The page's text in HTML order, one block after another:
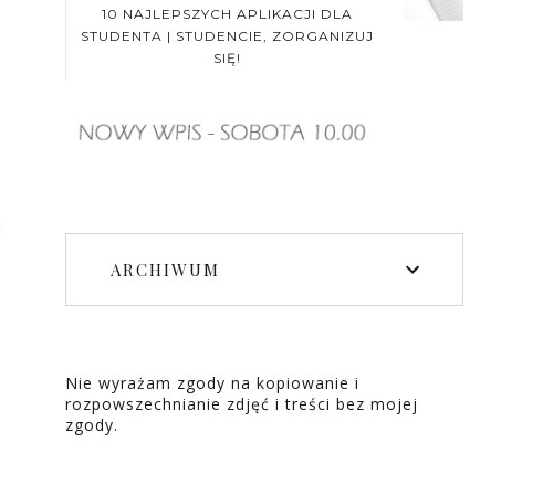
10 NAJLEPSZYCH APLIKACJI DLA
STUDENTA | STUDENCIE, ZORGANIZUJ
SIĘ!
ARCHIWUM
Nie wyrażam zgody na kopiowanie i
rozpowszechnianie zdjęć i treści bez mojej
zgody.